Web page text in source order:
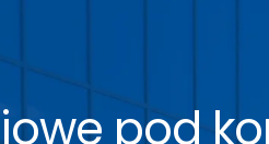
pod